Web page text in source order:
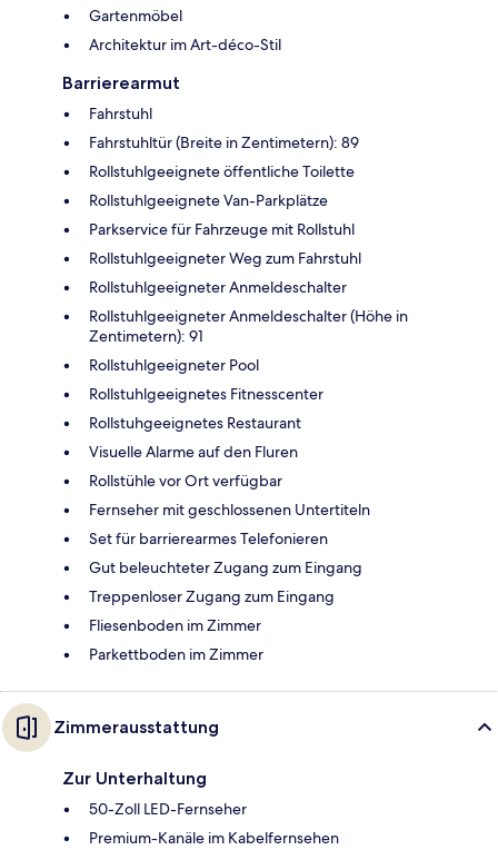
Gartenmöbel
Architektur im Art-déco-Stil
Barrierearmut
Fahrstuhl
Fahrstuhltür (Breite in Zentimetern): 89
Rollstuhlgeeignete öffentliche Toilette
Rollstuhlgeeignete Van-Parkplätze
Parkservice für Fahrzeuge mit Rollstuhl
Rollstuhlgeeigneter Weg zum Fahrstuhl
Rollstuhlgeeigneter Anmeldeschalter
Rollstuhlgeeigneter Anmeldeschalter (Höhe in
Zentimetern): 91
Rollstuhlgeeigneter Pool
Rollstuhlgeeignetes Fitnesscenter
Rollstuhgeeignetes Restaurant
Visuelle Alarme auf den Fluren
Rollstühle vor Ort verfügbar
Fernseher mit geschlossenen Untertiteln
Set für barrierearmes Telefonieren
Gut beleuchteter Zugang zum Eingang
Treppenloser Zugang zum Eingang
Fliesenboden im Zimmer
Parkettboden im Zimmer
Zimmerausstattung
Zur Unterhaltung
50-Zoll LED-Fernseher
Premium-Kanäle im Kabelfernsehen